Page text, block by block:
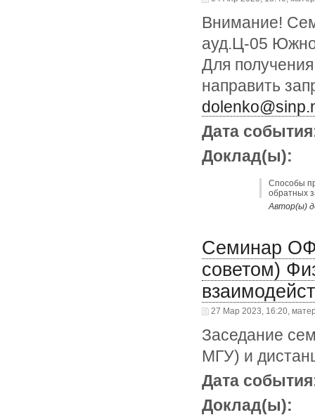
Внимание!
ауд.Ц-05
Для
направить
Дата
Доклад(ы):
Способы
обратных
Автор(ы)
Семинар
советом)
27 Мар 2023, 16:20,
Заседание
МГУ) и
Дата
Доклад(ы):